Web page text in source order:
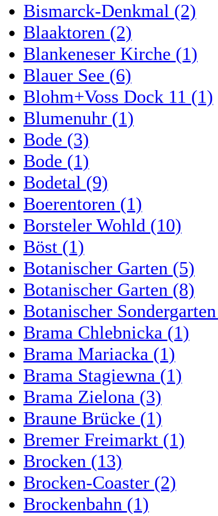
Bismarck-Denkmal (2)
Blaaktoren (2)
Blankeneser Kirche (1)
Blauer See (6)
Blohm+Voss Dock 11 (1)
Blumenuhr (1)
Bode (3)
Bode (1)
Bodetal (9)
Boerentoren (1)
Borsteler Wohld (10)
Böst (1)
Botanischer Garten (5)
Botanischer Garten (8)
Botanischer
Brama Chlebnicka (1)
Brama Mariacka (1)
Brama Stagiewna (1)
Brama Zielona (3)
Braune Brücke (1)
Bremer Freimarkt (1)
Brocken (13)
Brocken-Coaster (2)
Brockenbahn (1)